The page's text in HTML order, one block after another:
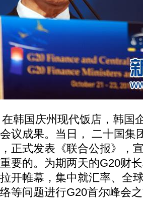
国庆州现代饭店，韩国
议成果。当日， 二十国集
正式发表《联合公报》，
要的。为期两天的G20财
开帷幕，集中就汇率、全
等问题进行G20首尔峰会